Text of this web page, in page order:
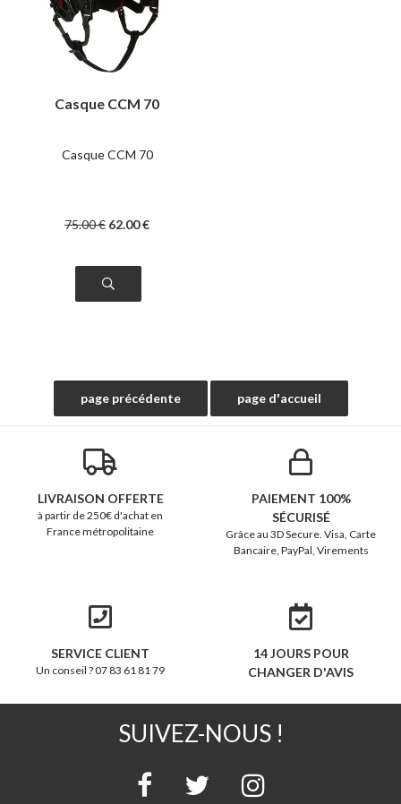
Casque CCM 70
Casque CCM 70
75.00€ 62.00€
LIVRAISON OFFERTE
à partir de 250€ d'achat en
France métropolitaine
PAIEMENT 100%
SÉCURISÉ
Grâce au 3D Secure. Visa, Carte
Bancaire, PayPal, Virements
SERVICE CLIENT
Un conseil ? 07 83 61 81 79
14 JOURS POUR
CHANGER D'AVIS
SUIVEZ-NOUS !